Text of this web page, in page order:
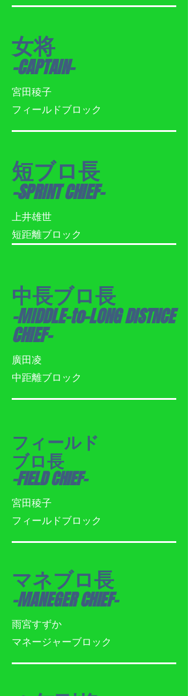
女将
-CAPTAIN-
宮田稜子
フィールドブロック
短ブロ長
-SPRINT CHIEF-
​上井雄世
​短距離ブロック
中長ブロ長
-MIDDLE-to-LONG DISTNCE
CHIEF-
廣田凌
​中距離ブロック
フィールド
ブロ長
-FIELD CHIEF-
​宮田稜子
​フィールドブロック
マネブロ長
-MANEGER CHIEF-
​雨宮すずか
​マネージャーブロック